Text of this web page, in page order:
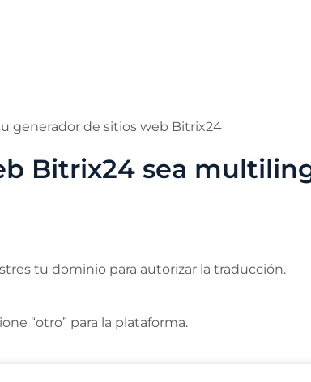
generador de sitios web Bitrix24
Bitrix24 sea
tu dominio para autorizar la traducción.
“otro” para la plataforma.